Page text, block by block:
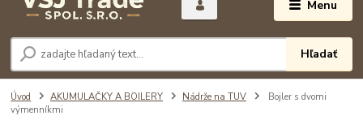
Menu
Hľadať
Úvod AKUMULAČKY A BOILERY Nádrže na TUV
Bojler s dvomi
výmenníkmi